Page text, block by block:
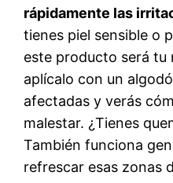
rápidamente las
tienes piel sensible o
este producto será tu
aplícalo con un
afectadas y verás
malestar. ¿Tienes
También funciona
refrescar esas zonas